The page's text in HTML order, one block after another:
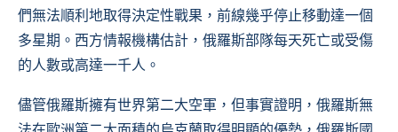
們無法順利地取得決定性戰果，前線幾乎停止移動達一個
多星期。西方情報機構估計，俄羅斯部隊每天死亡或受傷
的人數或高達一千人。
儘管俄羅斯擁有世界第二大空軍，但事實證明，俄羅斯無